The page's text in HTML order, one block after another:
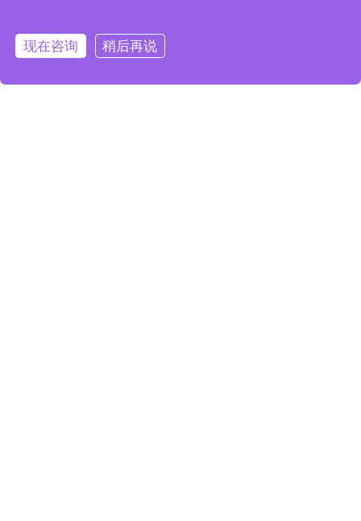
圈的大小、色彩、明暗、虚实等功能，演出中安装在特
现在咨询 稍后再说